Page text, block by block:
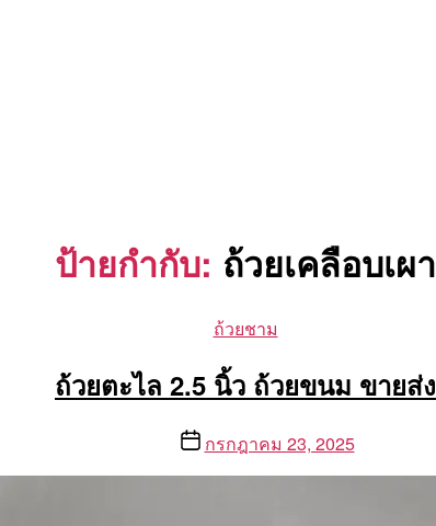
ป้ายกำกับ: ถ้วยเคลือบเผา
Categories
ถ้วยชาม
ถ้วยตะไล 2.5 นิ้ว ถ้วยขนม ขายส่ง
Postกรกฎาคม 23, 2025